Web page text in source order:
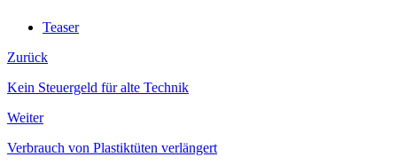
Teaser
Zurück
Kein Steuergeld für alte Technik
Weiter
Verbrauch von Plastiktüten verlängert